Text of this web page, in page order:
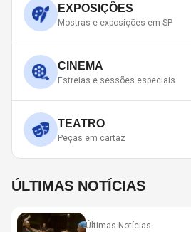
EXPOSIÇÕES
Mostras e exposições em SP
CINEMA
Estreias e sessões especiais
TEATRO
Peças em cartaz
ÚLTIMAS NOTÍCIAS
Últimas Notícias